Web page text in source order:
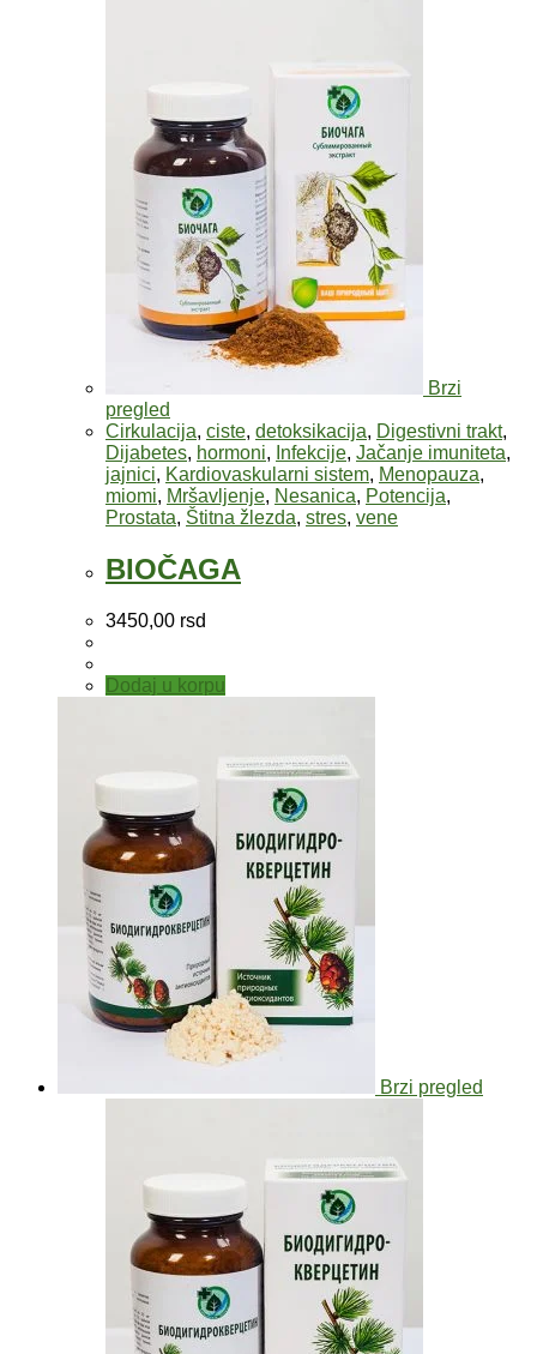
Brzi
pregled
Cirkulacija, ciste, detoksikacija, Digestivni trakt,
Dijabetes, hormoni, Infekcije, Jačanje imuniteta,
jajnici, Kardiovaskularni sistem, Menopauza,
miomi, Mršavljenje, Nesanica, Potencija,
Prostata, Štitna žlezda, stres, vene
BIOČAGA
3450,00 rsd
Dodaj u korpu
Brzi pregled